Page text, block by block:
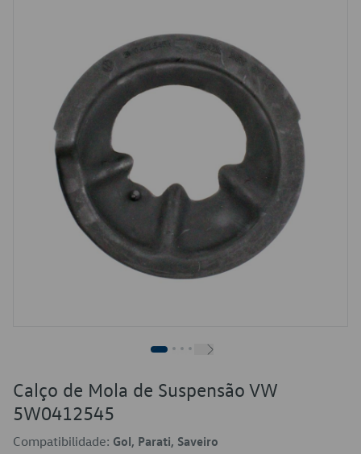
Calço de Mola de Suspensão VW
5W0412545
Compatibilidade: Gol, Parati, Saveiro